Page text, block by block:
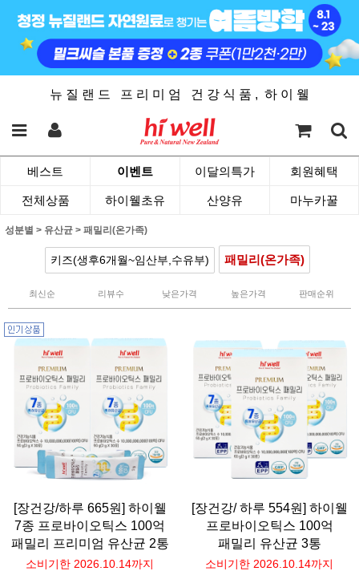
뉴 질 랜 드 프 리 미 엄 건 강 식 품 , 하 이 웰
베스트 이벤트 이달의특가 회원혜택
전체상품 하이웰초유 산양유 마누카꿀
성분별 > 유산균 > 패밀리(온가족)
키즈(생후6개월~임산부,수유부) 패밀리(온가족)
최신순 리뷰수 낮은가격 높은가격 판매순위
[장건강/하루 665원] 하이웰
7종 프로바이오틱스 100억
패밀리 프리미엄 유산균 2통
소비기한 2026.10.14까지
[장건강/ 하루 554원] 하이웰
프로바이오틱스 100억
패밀리 유산균 3통
소비기한 2026.10.14까지